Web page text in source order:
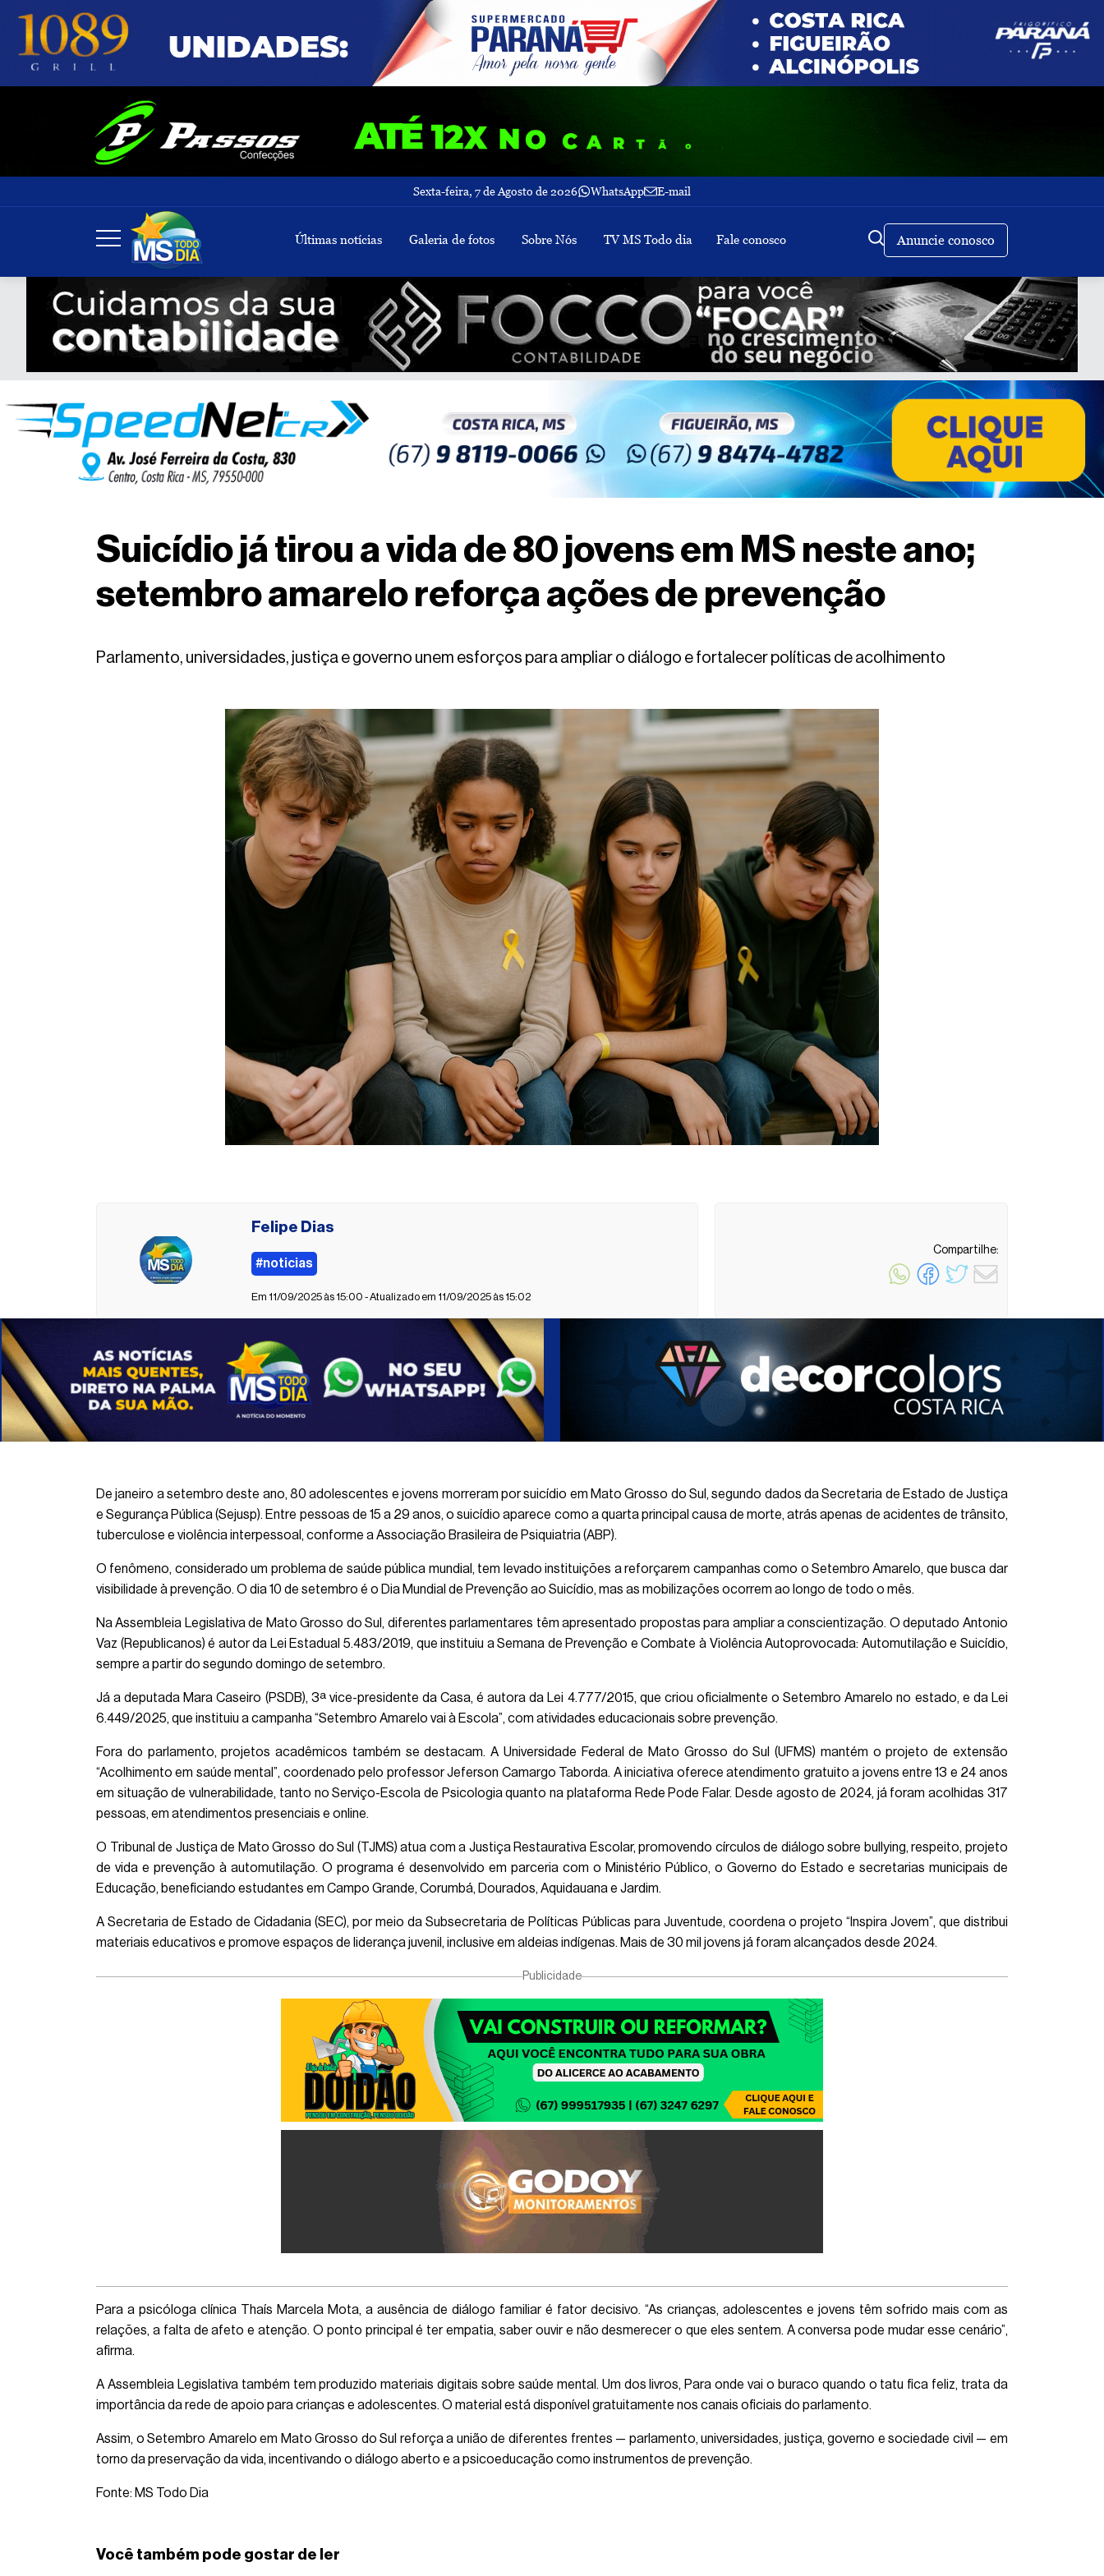
Sexta-feira, 7 de Agosto de 2026 WhatsApp E-mail
Últimas notícias Galeria de fotos Sobre Nós TV MS Todo dia Fale conosco Anuncie conosco
Buscar
Suicídio já tirou a vida de 80 jovens em MS neste ano;
setembro amarelo reforça ações de prevenção
Parlamento, universidades, justiça e governo unem esforços para ampliar o diálogo e fortalecer políticas de acolhimento
Felipe Dias
#noticias
Em 11/09/2025 às 15:00 - Atualizado em 11/09/2025 às 15:02
Compartilhe:
De janeiro a setembro deste ano, 80 adolescentes e jovens morreram por suicídio em Mato Grosso do Sul, segundo dados da Secretaria de Estado de Justiça
e Segurança Pública (Sejusp). Entre pessoas de 15 a 29 anos, o suicídio aparece como a quarta principal causa de morte, atrás apenas de acidentes de trânsito,
tuberculose e violência interpessoal, conforme a Associação Brasileira de Psiquiatria (ABP).
O fenômeno, considerado um problema de saúde pública mundial, tem levado instituições a reforçarem campanhas como o Setembro Amarelo, que busca dar
visibilidade à prevenção. O dia 10 de setembro é o Dia Mundial de Prevenção ao Suicídio, mas as mobilizações ocorrem ao longo de todo o mês.
Na Assembleia Legislativa de Mato Grosso do Sul, diferentes parlamentares têm apresentado propostas para ampliar a conscientização. O deputado Antonio
Vaz (Republicanos) é autor da Lei Estadual 5.483/2019, que instituiu a Semana de Prevenção e Combate à Violência Autoprovocada: Automutilação e Suicídio,
sempre a partir do segundo domingo de setembro.
Já a deputada Mara Caseiro (PSDB), 3ª vice-presidente da Casa, é autora da Lei 4.777/2015, que criou oficialmente o Setembro Amarelo no estado, e da Lei
6.449/2025, que instituiu a campanha “Setembro Amarelo vai à Escola”, com atividades educacionais sobre prevenção.
Fora do parlamento, projetos acadêmicos também se destacam. A Universidade Federal de Mato Grosso do Sul (UFMS) mantém o projeto de extensão
“Acolhimento em saúde mental”, coordenado pelo professor Jeferson Camargo Taborda. A iniciativa oferece atendimento gratuito a jovens entre 13 e 24 anos
em situação de vulnerabilidade, tanto no Serviço-Escola de Psicologia quanto na plataforma Rede Pode Falar. Desde agosto de 2024, já foram acolhidas 317
pessoas, em atendimentos presenciais e online.
O Tribunal de Justiça de Mato Grosso do Sul (TJMS) atua com a Justiça Restaurativa Escolar, promovendo círculos de diálogo sobre bullying, respeito, projeto
de vida e prevenção à automutilação. O programa é desenvolvido em parceria com o Ministério Público, o Governo do Estado e secretarias municipais de
Educação, beneficiando estudantes em Campo Grande, Corumbá, Dourados, Aquidauana e Jardim.
A Secretaria de Estado de Cidadania (SEC), por meio da Subsecretaria de Políticas Públicas para Juventude, coordena o projeto “Inspira Jovem”, que distribui
materiais educativos e promove espaços de liderança juvenil, inclusive em aldeias indígenas. Mais de 30 mil jovens já foram alcançados desde 2024.
Publicidade
Para a psicóloga clínica Thaís Marcela Mota, a ausência de diálogo familiar é fator decisivo. “As crianças, adolescentes e jovens têm sofrido mais com as
relações, a falta de afeto e atenção. O ponto principal é ter empatia, saber ouvir e não desmerecer o que eles sentem. A conversa pode mudar esse cenário”,
afirma.
A Assembleia Legislativa também tem produzido materiais digitais sobre saúde mental. Um dos livros, Para onde vai o buraco quando o tatu fica feliz, trata da
importância da rede de apoio para crianças e adolescentes. O material está disponível gratuitamente nos canais oficiais do parlamento.
Assim, o Setembro Amarelo em Mato Grosso do Sul reforça a união de diferentes frentes — parlamento, universidades, justiça, governo e sociedade civil — em
torno da preservação da vida, incentivando o diálogo aberto e a psicoeducação como instrumentos de prevenção.
Fonte: MS Todo Dia
Você também pode gostar de ler